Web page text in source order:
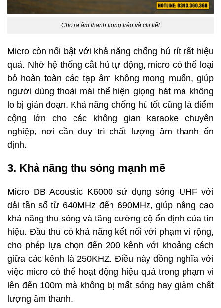
Cho ra âm thanh trong trẻo và chi tiết
Micro còn nổi bật với khả năng chống hú rít rất hiệu
quả. Nhờ hệ thống cắt hú tự động, micro có thể loại
bỏ hoàn toàn các tạp âm không mong muốn, giúp
người dùng thoải mái thể hiện giọng hát mà không
lo bị gián đoạn. Khả năng chống hú tốt cũng là điểm
cộng lớn cho các không gian karaoke chuyên
nghiệp, nơi cần duy trì chất lượng âm thanh ổn
định.
3. Khả năng thu sóng mạnh mẽ
Micro DB Acoustic K6000 sử dụng sóng UHF với
dải tần số từ 640MHz đến 690MHz, giúp nâng cao
khả năng thu sóng và tăng cường độ ổn định của tín
hiệu. Đầu thu có khả năng kết nối với phạm vi rộng,
cho phép lựa chọn đến 200 kênh với khoảng cách
giữa các kênh là 250KHZ. Điều này đồng nghĩa với
việc micro có thể hoạt động hiệu quả trong phạm vi
lên đến 100m mà không bị mất sóng hay giảm chất
lượng âm thanh.